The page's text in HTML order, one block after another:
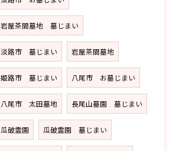
岩屋茶間墓地 墓じまい
淡路市 墓じまい 岩屋茶間墓地
姫路市 墓じまい 八尾市 お墓じまい
八尾市 太田墓地 長尾山墓園 墓じまい
瓜破霊園 瓜破霊園 墓じまい